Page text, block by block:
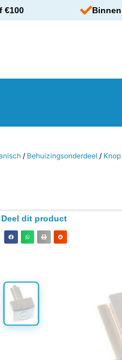
€100
/ Behuizingsonderdeel / Knop
Deel dit product